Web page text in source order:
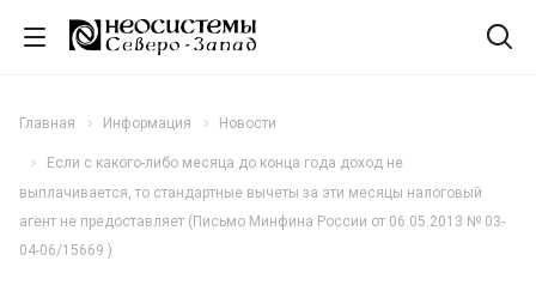
Главная Информация Новости
Если с какого-либо месяца до конца года доход не
выплачивается, то стандартные вычеты за эти месяцы налоговый
агент не предоставляет (Письмо Минфина России от 06.05.2013 № 03-
04-06/15669 )